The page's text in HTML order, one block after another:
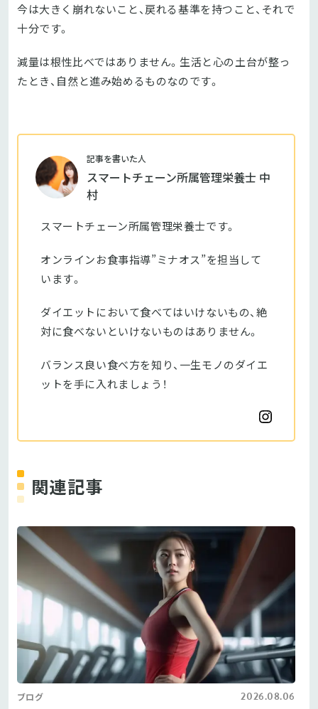
今は大きく崩れないこと、戻れる基準を持つこと、それで
十分です。
減量は根性比べではありません。生活と心の土台が整っ
たとき、自然と進み始めるものなのです。
記事を書いた人
スマートチェーン所属管理栄養士 中
村
スマートチェーン所属管理栄養士です。
オンラインお食事指導”ミナオス”を担当して
います。
ダイエットにおいて食べてはいけないもの、絶
対に食べないといけないものはありません。
バランス良い食べ方を知り、一生モノのダイエ
ットを手に入れましょう！
関連記事
ブログ 2026.08.06